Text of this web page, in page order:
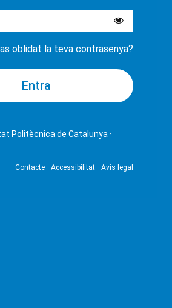
oblidat la teva contrasenya?
Politècnica de Catalunya ·
Contacte Accessibilitat Avís legal